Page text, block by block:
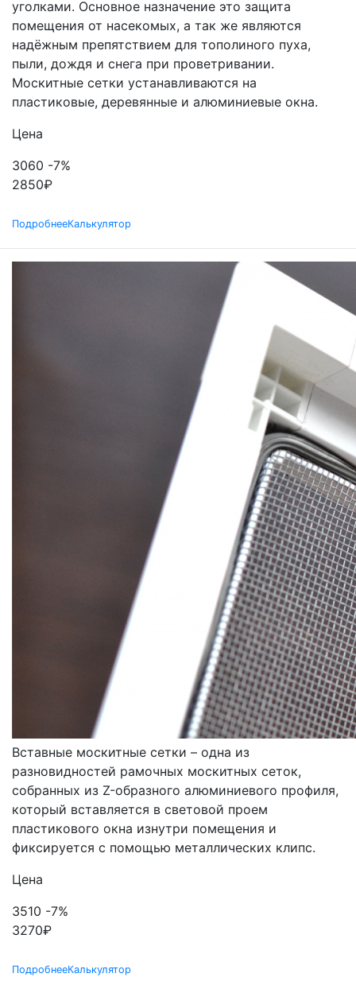
уголками. Основное назначение это защита
помещения от насекомых, а так же являются
надёжным препятствием для тополиного пуха,
пыли, дождя и снега при проветривании.
Москитные сетки устанавливаются на
пластиковые, деревянные и алюминиевые окна.
Цена
3060 -7%
2850₽
ПодробнееКалькулятор
МОСКИТНЫЕ СЕТКИ
ВСТАВНЫЕ
Вставные москитные сетки – одна из
разновидностей рамочных москитных сеток,
собранных из Z-образного алюминиевого профиля,
который вставляется в световой проем
пластикового окна изнутри помещения и
фиксируется с помощью металлических клипс.
Цена
3510 -7%
3270₽
ПодробнееКалькулятор